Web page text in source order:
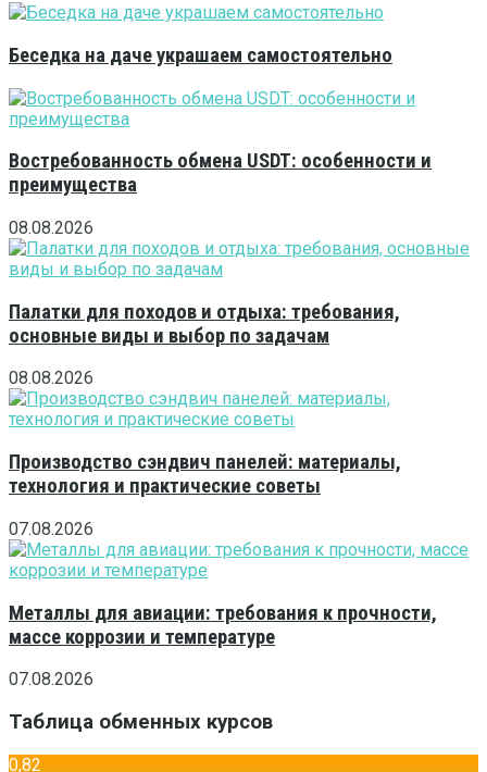
Беседка на даче украшаем самостоятельно
Востребованность обмена USDT: особенности и
преимущества
08.08.2026
Палатки для походов и отдыха: требования,
основные виды и выбор по задачам
08.08.2026
Производство сэндвич панелей: материалы,
технология и практические советы
07.08.2026
Металлы для авиации: требования к прочности,
массе коррозии и температуре
07.08.2026
Таблица обменных курсов
0,82